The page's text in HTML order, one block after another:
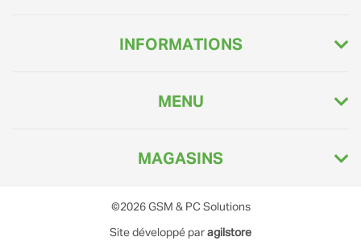
INFORMATIONS
MENU
MAGASINS
©2026 GSM & PC Solutions
Site développé par agilstore